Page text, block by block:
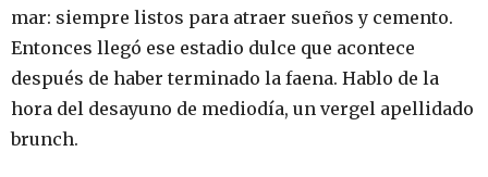
mar: siempre listos para atraer sueños y cemento.
Entonces llegó ese estadio dulce que acontece
después de haber terminado la faena. Hablo de la
hora del desayuno de mediodía, un vergel apellidado
brunch.